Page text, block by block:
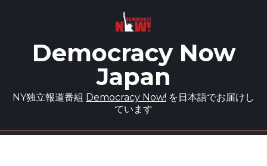
Democracy Now
Japan
NY独立報道番組 Democracy Now! を日本語でお届けし
ています